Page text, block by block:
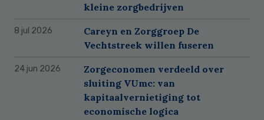
kleine zorgbedrijven
8 jul 2026
Careyn en Zorggroep De
Vechtstreek willen fuseren
24 jun 2026
Zorgeconomen verdeeld over
sluiting VUmc: van
kapitaalvernietiging tot
economische logica